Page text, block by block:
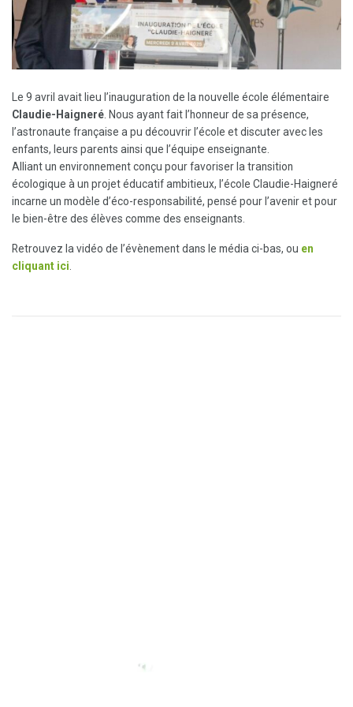
Le 9 avril avait lieu l’inauguration de la nouvelle école élémentaire
Claudie-Haigneré. Nous ayant fait l’honneur de sa présence,
l’astronaute française a pu découvrir l’école et discuter avec les
enfants, leurs parents ainsi que l’équipe enseignante.
Alliant un environnement conçu pour favoriser la transition
écologique à un projet éducatif ambitieux, l’école Claudie-Haigneré
incarne un modèle d’éco-responsabilité, pensé pour l’avenir et pour
le bien-être des élèves comme des enseignants.
Retrouvez la vidéo de l’évènement dans le média ci-bas, ou en
cliquant ici